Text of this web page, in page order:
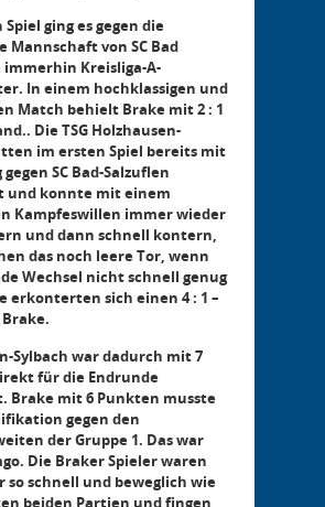
ging es gegen die
Mannschaft von SC Bad
immerhin Kreisliga-A-
In einem hochklassigen und
Match behielt Brake mit 2 : 1
Die TSG Holzhausen-
im ersten Spiel bereits mit
SC Bad-Salzuflen
und konnte mit einem
Kampfeswillen immer wieder
und dann schnell kontern,
das noch leere Tor, wenn
Wechsel nicht schnell genug
erkonterten sich einen 4 : 1 –
Brake.
Sylbach war dadurch mit 7
für die Endrunde
Brake mit 6 Punkten musste
gegen den
der Gruppe 1. Das war
Die Braker Spieler waren
so schnell und beweglich wie
beiden Partien und fingen